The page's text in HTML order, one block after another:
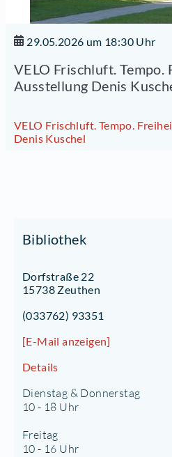
29.05.2026 um 18:30 Uhr
VELO Frischluft. Tempo.
Ausstellung Denis
VELO Frischluft. Tempo.
Denis Kuschel
Bibliothek
Dorfstraße 22
15738 Zeuthen
(033762) 93351
[E-Mail anzeigen]
Details
Dienstag & Donnerstag
10 - 18 Uhr
Freitag
10 - 16 Uhr